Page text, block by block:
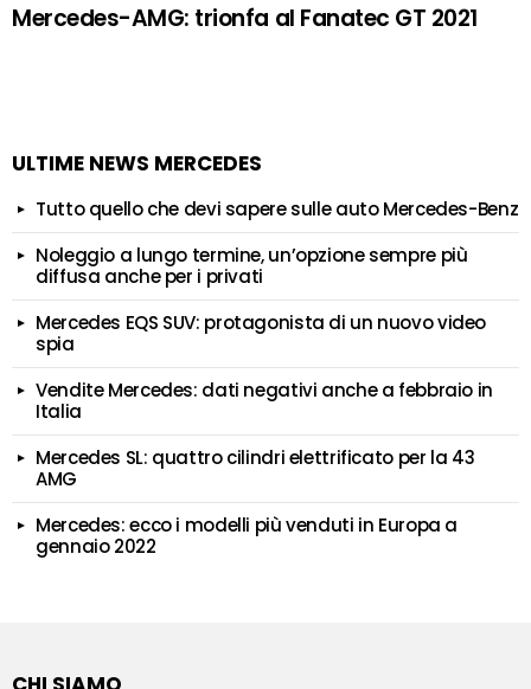
Mercedes-AMG: trionfa al Fanatec GT 2021
ULTIME NEWS MERCEDES
Tutto quello che devi sapere sulle auto Mercedes-Benz
Noleggio a lungo termine, un’opzione sempre più
diffusa anche per i privati
Mercedes EQS SUV: protagonista di un nuovo video
spia
Vendite Mercedes: dati negativi anche a febbraio in
Italia
Mercedes SL: quattro cilindri elettrificato per la 43
AMG
Mercedes: ecco i modelli più venduti in Europa a
gennaio 2022